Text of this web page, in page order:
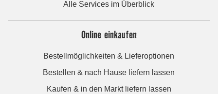
Alle Services im Überblick
Online einkaufen
Bestellmöglichkeiten & Lieferoptionen
Bestellen & nach Hause liefern lassen
Kaufen & in den Markt liefern lassen